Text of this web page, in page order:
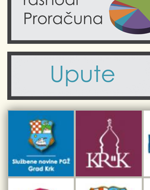
Obrazovanje
Komunalne usluge
Civilni sektor (arhiva udruga)
Sport i rekreacija
Kalendar događanja
Turistička zajednica otoka Krka
Kulturno-turistička ruta Putovima Frankopana
Dar iz Krka
Interpretacijski centar pomorske baštine